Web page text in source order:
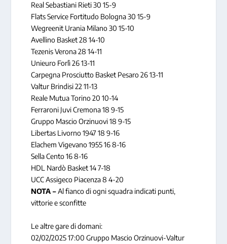
Real Sebastiani Rieti 30 15-9
Flats Service Fortitudo Bologna 30 15-9
Wegreenit Urania Milano 30 15-10
Avellino Basket 28 14-10
Tezenis Verona 28 14-11
Unieuro Forlì 26 13-11
Carpegna Prosciutto Basket Pesaro 26 13-11
Valtur Brindisi 22 11-13
Reale Mutua Torino 20 10-14
Ferraroni Juvi Cremona 18 9-15
Gruppo Mascio Orzinuovi 18 9-15
Libertas Livorno 1947 18 9-16
Elachem Vigevano 1955 16 8-16
Sella Cento 16 8-16
HDL Nardò Basket 14 7-18
UCC Assigeco Piacenza 8 4-20
NOTA –Al fianco di ogni squadra indicati punti,
vittorie e sconfitte
Le altre gare di domani:
02/02/2025 17:00 Gruppo Mascio Orzinuovi-Valtur